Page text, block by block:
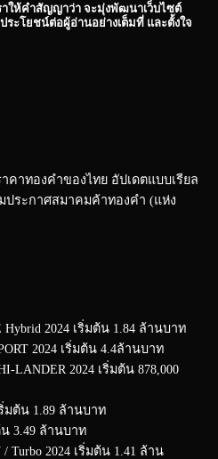
าให้คำสัญญาว่า จะมุ่งพัฒนาเว็บไซต์
ะโยชน์ต่อผู้อ่านอย่างเต็มที่ และตั้งใจ
คาทองคำของไทย อัปเดตแบบเรียล
ประกาศสมาคมค้าทองคำ (แห่ง
Hybrid 2024 เริ่มต้น 1.84 ล้านบาท
2024 เริ่มต้น 4.4ล้านบาท
LANDER 2024 เริ่มต้น 878,000
มต้น 1.89 ล้านบาท
น 3.49 ล้านบาท
Turbo 2024 เริ่มต้น 1.41 ล้าน